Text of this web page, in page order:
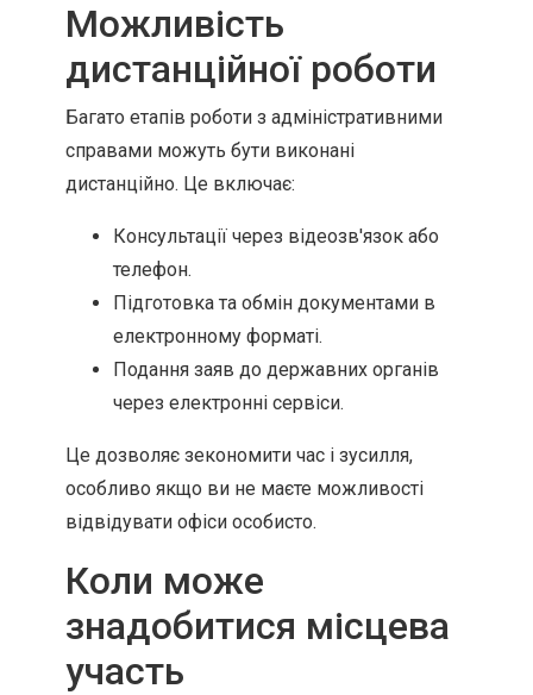
Можливість
дистанційної роботи
Багато етапів роботи з адміністративними
справами можуть бути виконані
дистанційно. Це включає:
Консультації через відеозв'язок або
телефон.
Підготовка та обмін документами в
електронному форматі.
Подання заяв до державних органів
через електронні сервіси.
Це дозволяє зекономити час і зусилля,
особливо якщо ви не маєте можливості
відвідувати офіси особисто.
Коли може
знадобитися місцева
участь